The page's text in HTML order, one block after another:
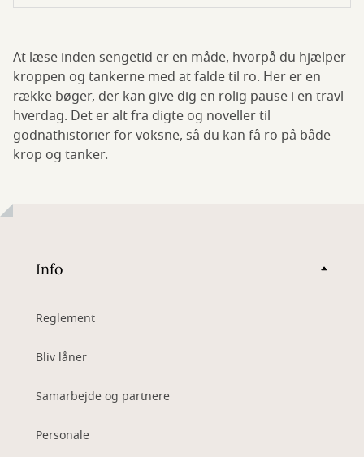
At læse inden sengetid er en måde, hvorpå du hjælper
kroppen og tankerne med at falde til ro. Her er en
række bøger, der kan give dig en rolig pause i en travl
hverdag. Det er alt fra digte og noveller til
godnathistorier for voksne, så du kan få ro på både
krop og tanker.
Info
Reglement
Bliv låner
Samarbejde og partnere
Personale